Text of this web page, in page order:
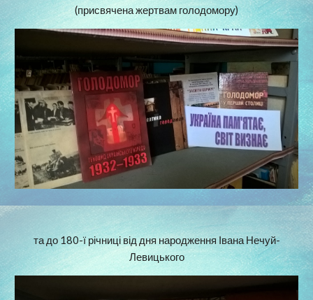
(присвячена жертвам голодомору)
та до 180-ї річниці від дня народження Івана Нечуй-
Левицького